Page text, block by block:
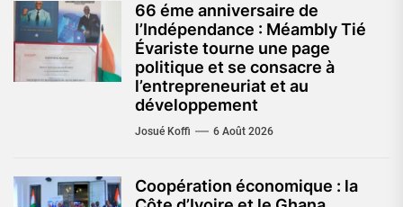
66 éme anniversaire de
l’Indépendance : Méambly Tié
Évariste tourne une page
politique et se consacre à
l’entrepreneuriat et au
développement
Josué Koffi 6 Août 2026
Coopération économique : la